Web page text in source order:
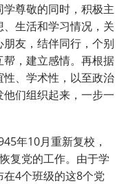
尊敬的同时，积极主
生活和学习情况，关
友，结伴同行，个别
，建立感情。再根据
、学术性，以至政治
们组织起来，一步一
年10月重新复校，
复党的工作。由于学
4个班级的这8个党